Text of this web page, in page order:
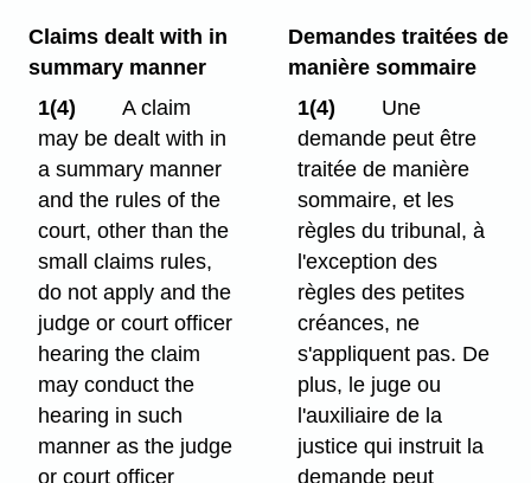
Claims dealt with in
summary manner
1(4)
A claim
may be dealt with in
a summary manner
and the rules of the
court, other than the
small claims rules,
do not apply and the
judge or court officer
hearing the claim
may conduct the
hearing in such
manner as the judge
or court officer
Demandes traitées de
manière sommaire
1(4)
Une
demande peut être
traitée de manière
sommaire, et les
règles du tribunal, à
l'exception des
règles des petites
créances, ne
s'appliquent pas. De
plus, le juge ou
l'auxiliaire de la
justice qui instruit la
demande peut